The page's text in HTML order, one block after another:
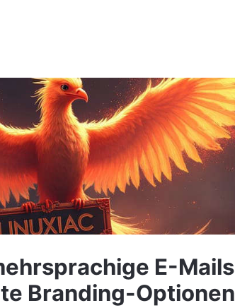
E-Mails
Branding-Optionen